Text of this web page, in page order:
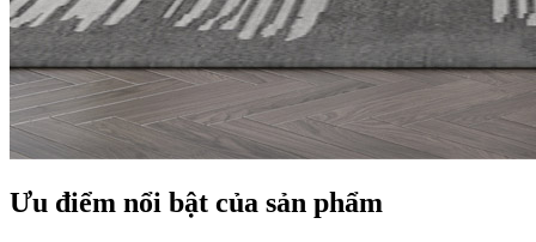
Ưu điểm nổi bật của sản phẩm